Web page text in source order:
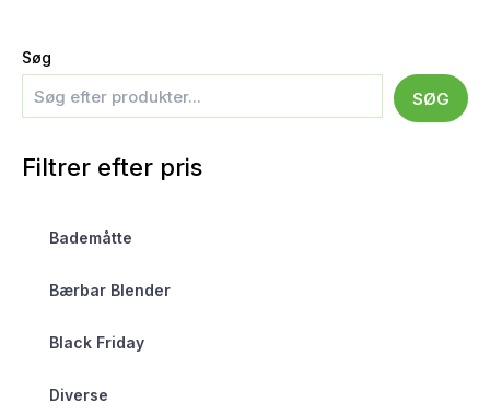
Søg
SØG
Filtrer efter pris
Bademåtte
Bærbar Blender
Black Friday
Diverse